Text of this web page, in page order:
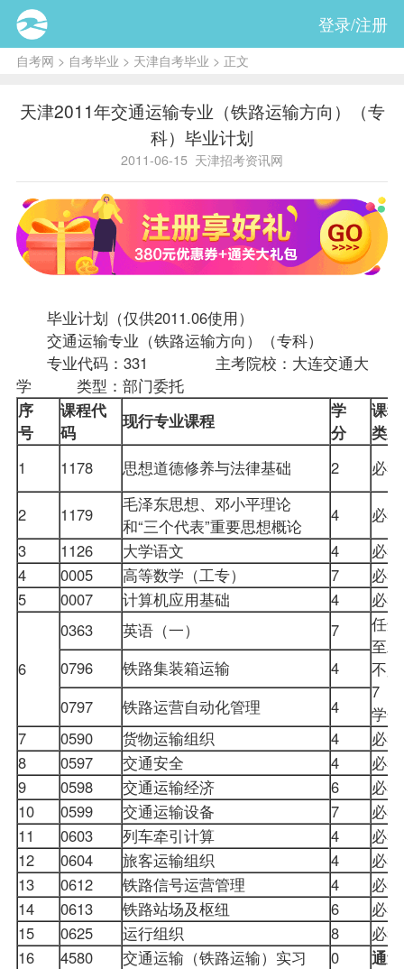
登录/注册
自考网 > 自考毕业 > 天津自考毕业 > 正文
天津2011年交通运输专业（铁路运输方向）（专
科）毕业计划
2011-06-15 天津招考资讯网
毕业计划（仅供2011.06使用）
交通运输专业（铁路运输方向）（专科）
专业代码：331 主考院校：大连交通大
学 类型：部门委托
序
号
课程代
码
现行专业课程
学
分
课程
类别
1
1178 思想道德修养与法律基础 2 必
2 1179
毛泽东思想、邓小平理论
和“三个代表”重要思想概论
4
必
3
1126 大学语文 4
必
4
0005 高等数学（工专） 7
必
5
0007 计算机应用基础 4 必
6
0363 英语（一） 7
任
至
不
7
学
0796 铁路集装箱运输
4
0797
铁路运营自动化管理
4
7
0590 货物运输组织 4
必
8
0597 交通安全 4
必
9
0598 交通运输经济 6
必
10
0599 交通运输设备 7
必
11
0603 列车牵引计算 4
必
12
0604 旅客运输组织 4
必
13
0612 铁路信号运营管理 4
必
14
0613 铁路站场及枢纽 6
必
15
0625 运行组织 8
必
16
4580 交通运输（铁路运输）实习 0
通过